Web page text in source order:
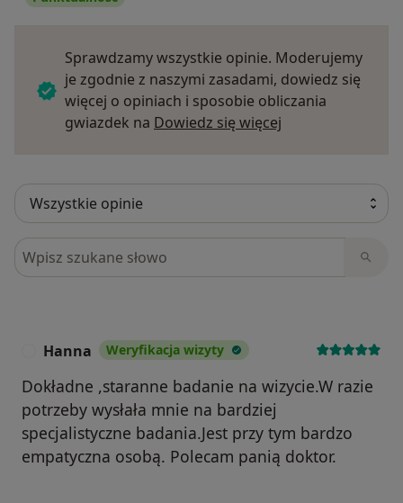
Sprawdzamy wszystkie opinie. Moderujemy
je zgodnie z naszymi zasadami, dowiedz się
więcej o opiniach i sposobie obliczania
gwiazdek na Dowiedz się więcej
Szukaj w opiniach
Hanna Weryfikacja wizyty
Dokładne ,staranne badanie na wizycie.W razie
potrzeby wysłała mnie na bardziej
specjalistyczne badania.Jest przy tym bardzo
empatyczna osobą. Polecam panią doktor.